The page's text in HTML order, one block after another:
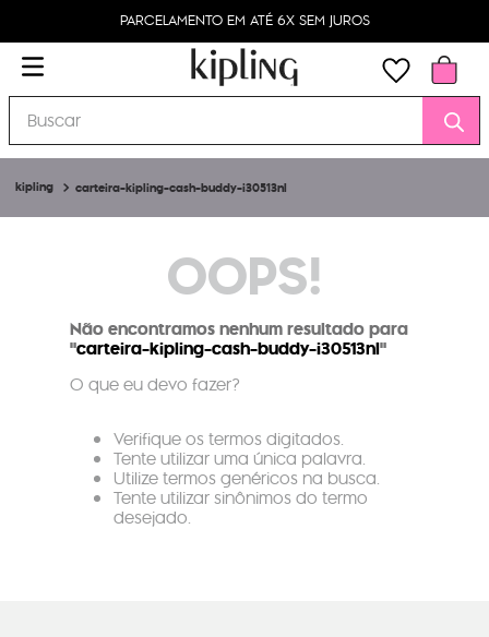
PARCELAMENTO EM ATÉ 6X SEM JUROS
Buscar
carteira-kipling-cash-buddy-i30513nl
OOPS!
Não encontramos nenhum resultado para
"carteira-kipling-cash-buddy-i30513nl"
O que eu devo fazer?
Verifique os termos digitados.
Tente utilizar uma única palavra.
Utilize termos genéricos na busca.
Tente utilizar sinônimos do termo
desejado.